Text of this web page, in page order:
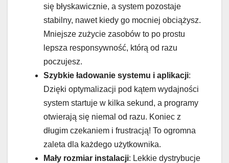
się błyskawicznie, a system pozostaje
stabilny, nawet kiedy go mocniej obciążysz.
Mniejsze zużycie zasobów to po prostu
lepsza responsywność, którą od razu
poczujesz.
Szybkie ładowanie systemu i aplikacji:
Dzięki optymalizacji pod kątem wydajności
system startuje w kilka sekund, a programy
otwierają się niemal od razu. Koniec z
długim czekaniem i frustracją! To ogromna
zaleta dla każdego użytkownika.
Mały rozmiar instalacji: Lekkie dystrybucje